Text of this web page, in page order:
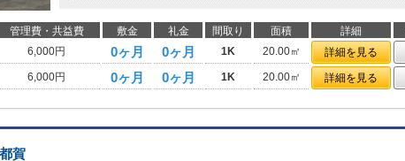
管理費・共益費 敷金 礼金 間取り 面積 詳細
6,000円 0ヶ月 0ヶ月 1K 20.00㎡ 詳細を見る
6,000円 0ヶ月 0ヶ月 1K 20.00㎡ 詳細を見る
賀